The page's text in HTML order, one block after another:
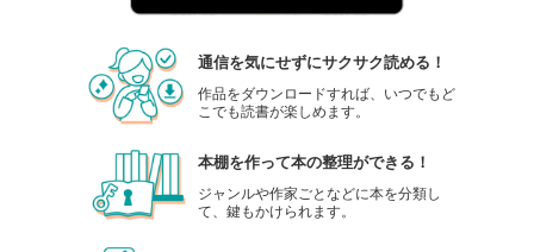
あらすじを表示する
融点～とけあい～【タテヨミ】第44話
82円 (税込)
あらすじを表示する
通信を気にせずにサクサク読める！
作品をダウンロードすれば、いつでもど
こでも読書が楽しめます。
本棚を作って本の整理ができる！
ジャンルや作家ごとなどに本を分類し
て、鍵もかけられます。